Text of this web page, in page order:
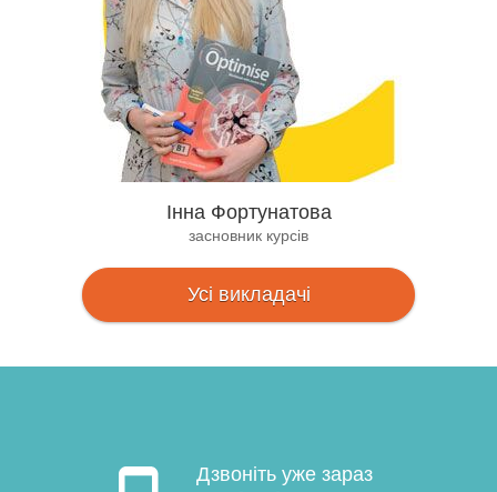
Інна Фортунатова
засновник курсів
Усі викладачі
Дзвоніть уже зараз